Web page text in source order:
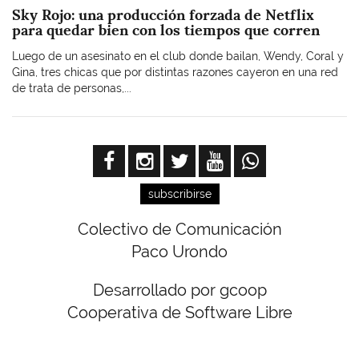
Sky Rojo: una producción forzada de Netflix
para quedar bien con los tiempos que corren
Luego de un asesinato en el club donde bailan, Wendy, Coral y
Gina, tres chicas que por distintas razones cayeron en una red
de trata de personas,...
subscribirse
Colectivo de Comunicación
Paco Urondo
Desarrollado por gcoop
Cooperativa de Software Libre